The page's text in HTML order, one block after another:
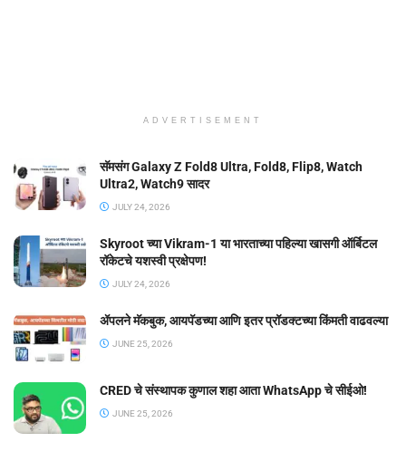
ADVERTISEMENT
सॅमसंग Galaxy Z Fold8 Ultra, Fold8, Flip8, Watch
Ultra2, Watch9 सादर
JULY 24, 2026
Skyroot च्या Vikram-1 या भारताच्या पहिल्या खासगी ऑर्बिटल
रॉकेटचे यशस्वी प्रक्षेपण!
JULY 24, 2026
ॲपलने मॅकबुक, आयपॅडच्या आणि इतर प्रॉडक्टच्या किंमती वाढवल्या
JUNE 25, 2026
CRED चे संस्थापक कुणाल शहा आता WhatsApp चे सीईओ!
JUNE 25, 2026